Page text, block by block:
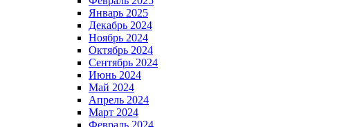
Январь 2025
Декабрь 2024
Ноябрь 2024
Октябрь 2024
Сентябрь 2024
Июнь 2024
Май 2024
Апрель 2024
Март 2024
Февраль 2024